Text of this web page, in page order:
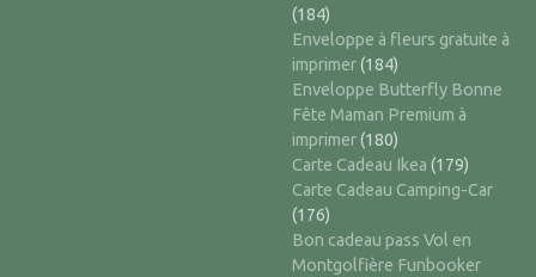
(184)
Enveloppe à fleurs gratuite à
imprimer(184)
Enveloppe Butterfly Bonne
Fête Maman Premium à
imprimer(180)
Carte Cadeau Ikea (179)
Carte Cadeau Camping-Car
(176)
Bon cadeau pass Vol en
Montgolfière Funbooker